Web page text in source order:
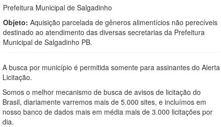
Prefeitura Municipal de Salgadinho
Objeto: Aquisição parcelada de gêneros alimentícios não perecíveis
destinado ao atendimento das diversas secretarias da Prefeitura
Municipal de Salgadinho PB.
A busca por município é permitida somente para assinantes do Alerta
Licitação.
Somos o melhor mecanismo de busca de avisos de licitação do
Brasil, diariamente varremos mais de 5.000 sites, e incluímos em
nosso banco de dados mais em média mais de 3.000 licitações por
dia.